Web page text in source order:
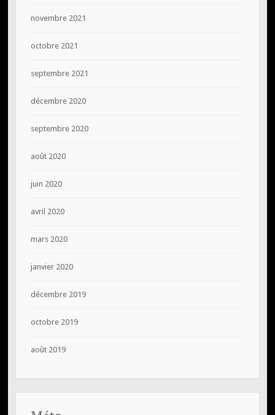
novembre 2021
octobre 2021
septembre 2021
décembre 2020
septembre 2020
août 2020
juin 2020
avril 2020
mars 2020
janvier 2020
décembre 2019
octobre 2019
août 2019